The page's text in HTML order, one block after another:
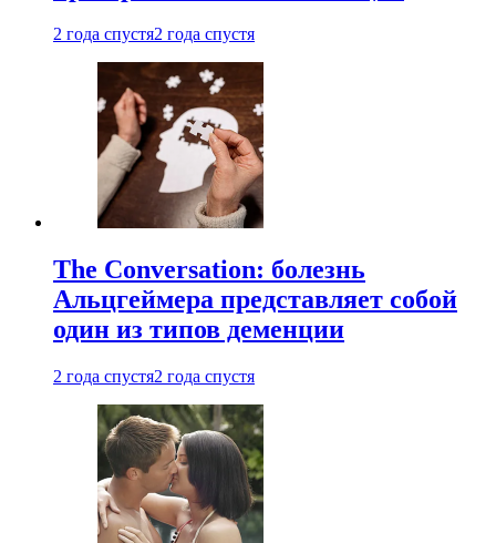
2 года спустя2 года спустя
The Conversation: болезнь
Альцгеймера представляет собой
один из типов деменции
2 года спустя2 года спустя